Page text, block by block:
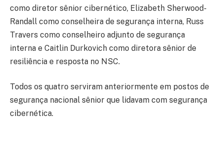
como diretor sênior cibernético, Elizabeth Sherwood-
Randall como conselheira de segurança interna, Russ
Travers como conselheiro adjunto de segurança
interna e Caitlin Durkovich como diretora sênior de
resiliência e resposta no NSC.
Todos os quatro serviram anteriormente em postos de
segurança nacional sênior que lidavam com segurança
cibernética.